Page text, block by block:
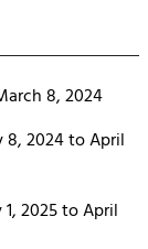
8, 2024
8, 2024 to April
2025 to April